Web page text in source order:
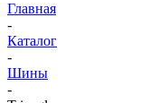
Главная
-
Каталог
-
Шины
-